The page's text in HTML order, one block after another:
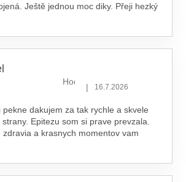
Ještě jednou moc diky. Přeji hezký
Hodnocení obchodu je 5 z 5
| 16.7.2026
pekne dakujem za tak rychle a skvele
Epitezu som si prave prevzala.
zdravia a krasnych momentov vam